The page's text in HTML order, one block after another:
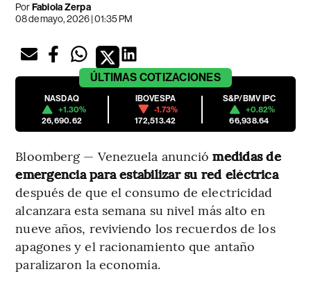
PorFabiola Zerpa
08 de mayo, 2026 | 01:35 PM
ÚLTIMAS COTIZACIONES
NASDAQ
+1.30%
26,690.62
IBOVESPA
-1.73%
172,513.42
S&P/BMV IPC
+0.82%
66,938.64
Bloomberg — Venezuela anunciómedidas de
emergencia para estabilizar su red eléctrica
después de que el consumo de electricidad
alcanzara esta semana su nivel más alto en
nueve años, reviviendo los recuerdos de los
apagones y el racionamiento que antaño
paralizaron la economía.